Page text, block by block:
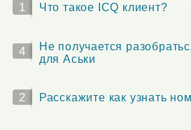
1 Что такое ICQ клиент?
4
Не получается
для Аськи
2 Расскажите как узнать